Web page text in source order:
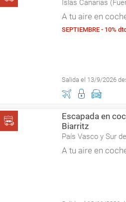
Islas Canarias
A tu aire en
SEPTIEMBRE - 10%
Salida el 13/9/2026
Escapada en
Biarritz
País Vasco y Sur
A tu aire en